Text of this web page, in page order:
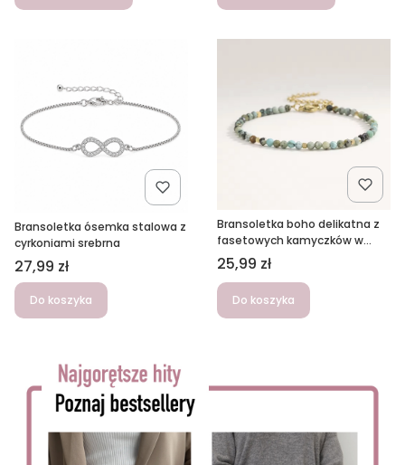
Bransoletka ósemka stalowa z
cyrkoniami srebrna
Cena
27,99 zł
Do koszyka
Bransoletka boho delikatna z
fasetowych kamyczków w
odcieniach afrykańskiego
turkusu
Cena
25,99 zł
Do koszyka